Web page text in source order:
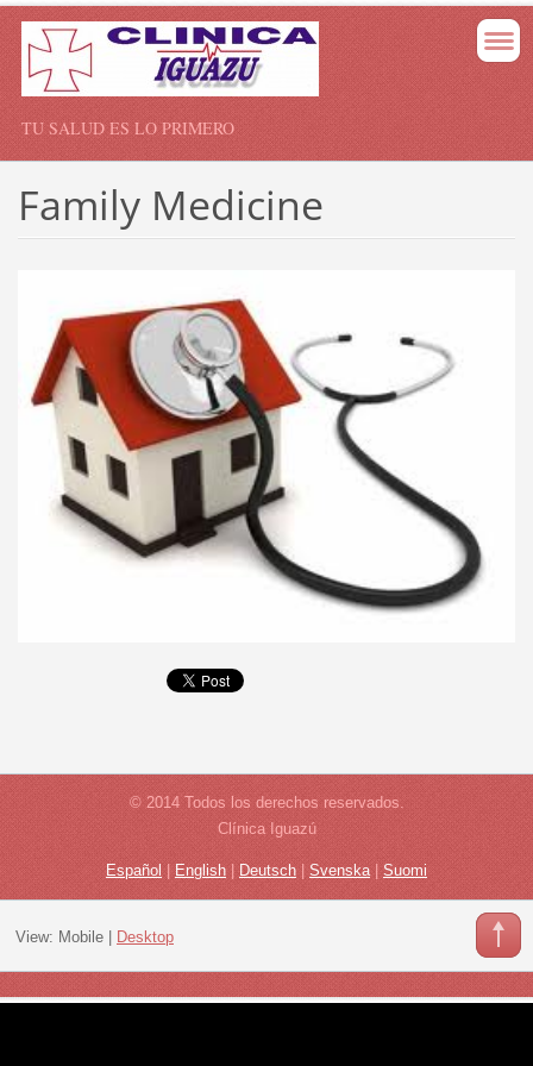
TU SALUD ES LO PRIMERO
Family Medicine
© 2014 Todos los derechos reservados.
Clínica Iguazú
Español English |Deutsch Svenska| Suomi
View: Mobile| Desktop